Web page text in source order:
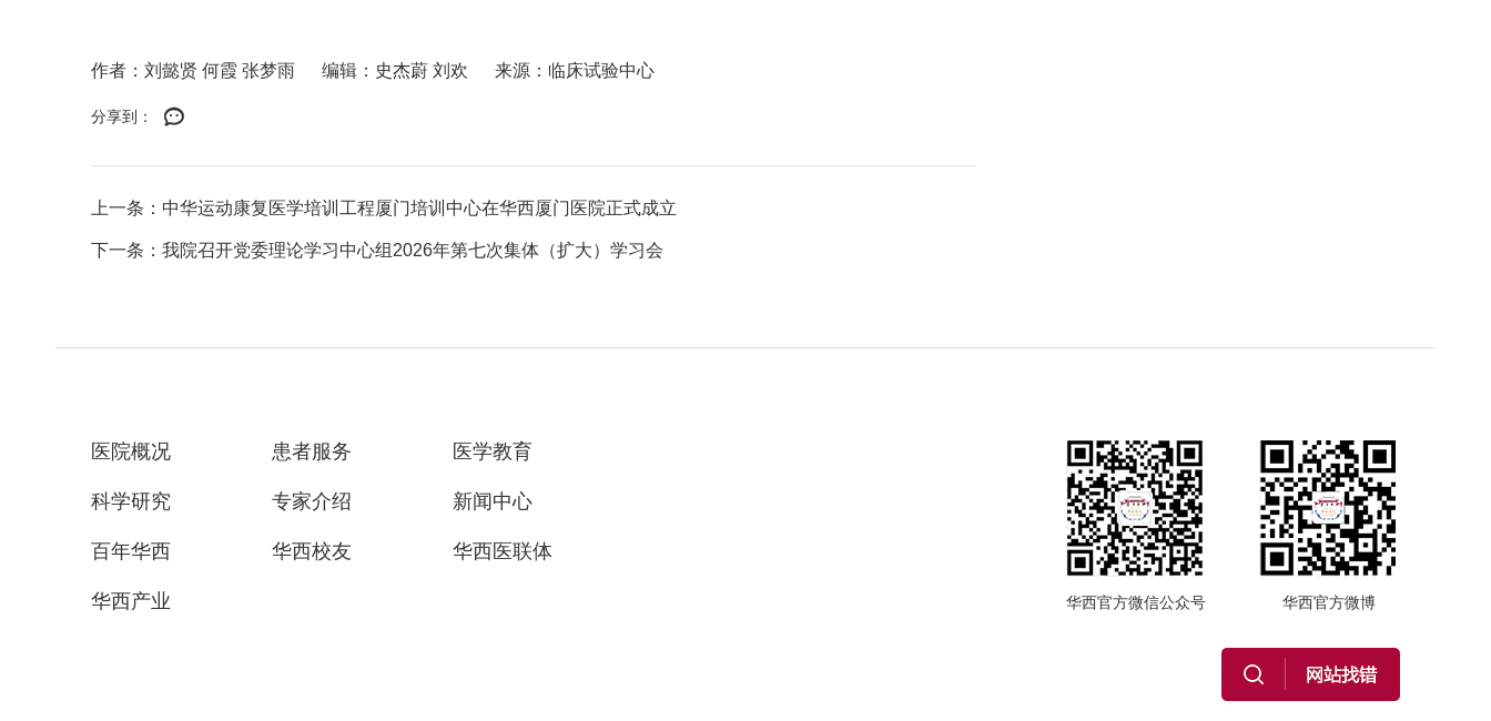
作者：刘懿贤 何霞 张梦雨 编辑：史杰蔚 刘欢 来源：临床试验中心
分享到：
上一条：中华运动康复医学培训工程厦门培训中心在华西厦门医院正式成立
下一条：我院召开党委理论学习中心组2026年第七次集体（扩大）学习会
医院概况 患者服务 医学教育
科学研究 专家介绍 新闻中心
百年华西 华西校友 华西医联体
华西产业 华西官方微信公众号 华西官方微博